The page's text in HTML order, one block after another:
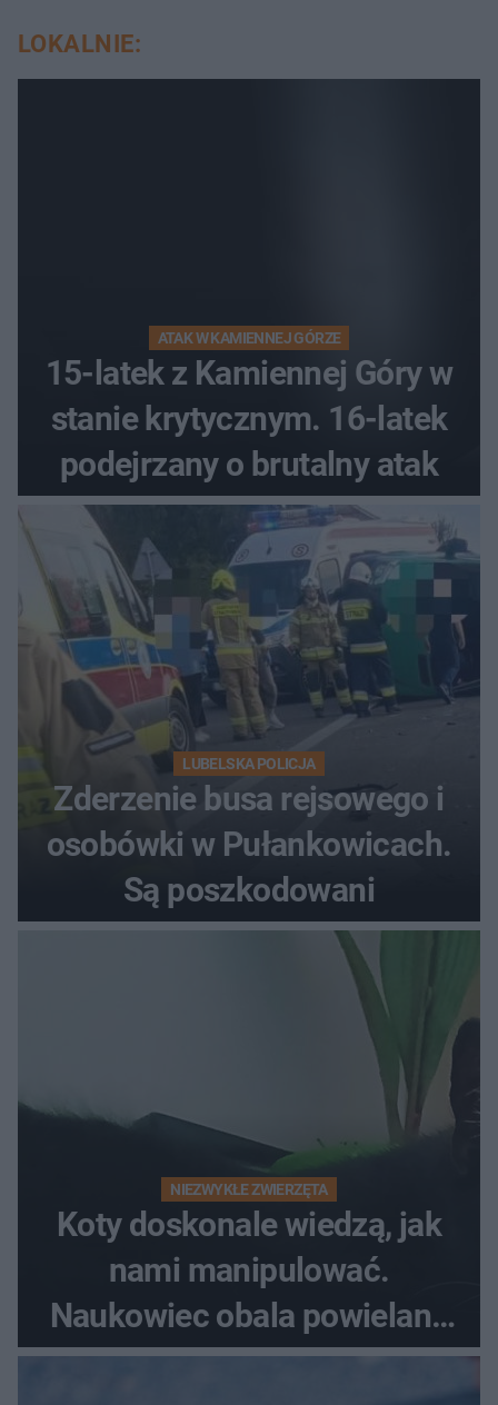
LOKALNIE:
ATAK W KAMIENNEJ GÓRZE
15-latek z Kamiennej Góry w
stanie krytycznym. 16-latek
podejrzany o brutalny atak
LUBELSKA POLICJA
Zderzenie busa rejsowego i
osobówki w Pułankowicach.
Są poszkodowani
NIEZWYKŁE ZWIERZĘTA
Koty doskonale wiedzą, jak
nami manipulować.
Naukowiec obala powielane
od lat mity na ich temat